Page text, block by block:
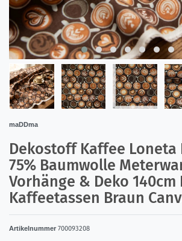
maDDma
Dekostoff Kaffee Loneta
75% Baumwolle
Vorhänge & Deko 140cm
Kaffeetassen Braun
Artikelnummer 700093208